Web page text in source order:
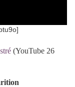
(YouTube 26